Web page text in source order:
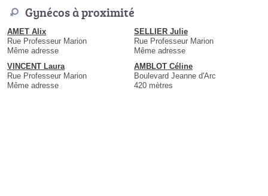
Gynécos à proximité
AMET Alix
Rue Professeur Marion
Même adresse
SELLIER Julie
Rue Professeur Marion
Même adresse
VINCENT Laura
Rue Professeur Marion
Même adresse
AMBLOT Céline
Boulevard Jeanne d'Arc
420 mètres